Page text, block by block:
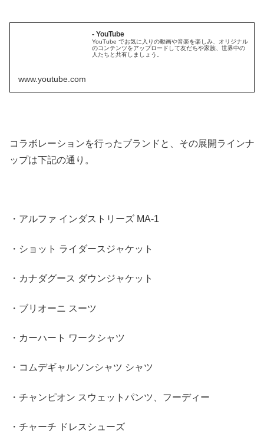
- YouTube
YouTube でお気に入りの動画や音楽を楽しみ、オリジナル
のコンテンツをアップロードして友だちや家族、世界中の
人たちと共有しましょう。
www.youtube.com
コラボレーションを行ったブランドと、その展開ラインナ
ップは下記の通り。
・アルファ インダストリーズ MA-1
・ショット ライダースジャケット
・カナダグース ダウンジャケット
・ブリオーニ スーツ
・カーハート ワークシャツ
・コムデギャルソンシャツ シャツ
・チャンピオン スウェットパンツ、フーディー
・チャーチ ドレスシューズ